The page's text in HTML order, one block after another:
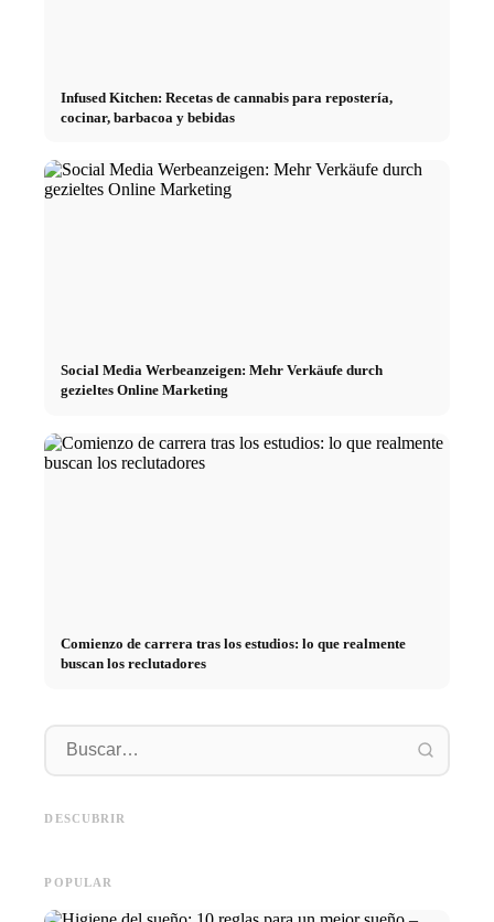
Infused Kitchen: Recetas de cannabis para repostería,
cocinar, barbacoa y bebidas
Social Media Werbeanzeigen: Mehr Verkäufe durch
gezieltes Online Marketing
Comienzo de carrera tras los estudios: lo que realmente
buscan los reclutadores
DESCUBRIR
carrera
POPULAR